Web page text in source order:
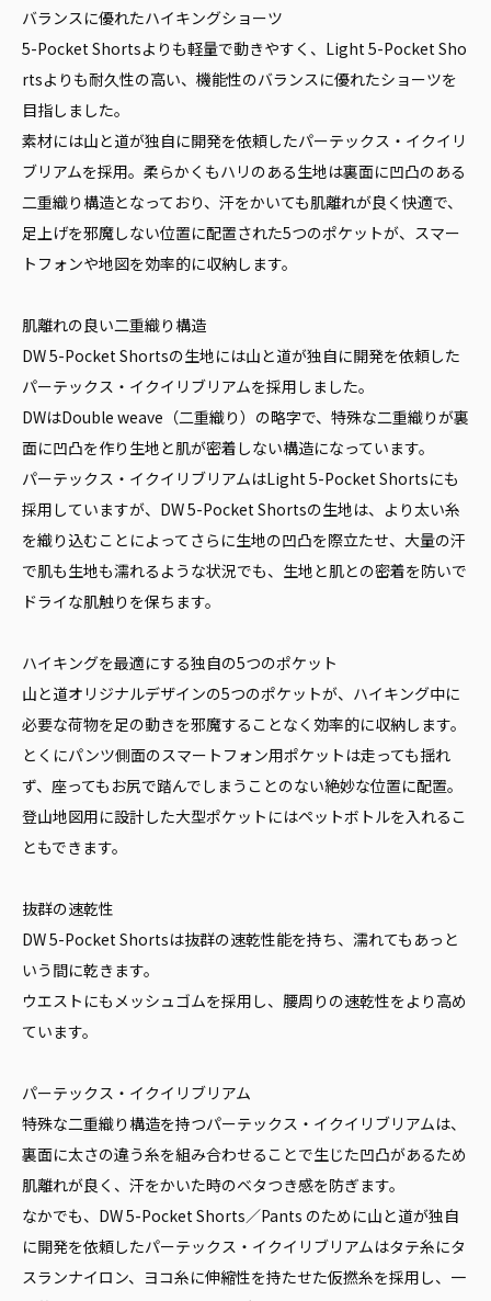
バランスに優れたハイキングショーツ
5-Pocket Shortsよりも軽量で動きやすく、Light 5-Pocket Sho
rtsよりも耐久性の高い、機能性のバランスに優れたショーツを
目指しました。
素材には山と道が独自に開発を依頼したパーテックス・イクイリ
ブリアムを採用。柔らかくもハリのある生地は裏面に凹凸のある
二重織り構造となっており、汗をかいても肌離れが良く快適で、
足上げを邪魔しない位置に配置された5つのポケットが、スマー
トフォンや地図を効率的に収納します。
肌離れの良い二重織り構造
DW 5-Pocket Shortsの生地には山と道が独自に開発を依頼した
パーテックス・イクイリブリアムを採用しました。
DWはDouble weave（二重織り）の略字で、特殊な二重織りが裏
面に凹凸を作り生地と肌が密着しない構造になっています。
パーテックス・イクイリブリアムはLight 5-Pocket Shortsにも
採用していますが、DW 5-Pocket Shortsの生地は、より太い糸
を織り込むことによってさらに生地の凹凸を際立たせ、大量の汗
で肌も生地も濡れるような状況でも、生地と肌との密着を防いで
ドライな肌触りを保ちます。
ハイキングを最適にする独自の5つのポケット
山と道オリジナルデザインの5つのポケットが、ハイキング中に
必要な荷物を足の動きを邪魔することなく効率的に収納します。
とくにパンツ側面のスマートフォン用ポケットは走っても揺れ
ず、座ってもお尻で踏んでしまうことのない絶妙な位置に配置。
登山地図用に設計した大型ポケットにはペットボトルを入れるこ
ともできます。
抜群の速乾性
DW 5-Pocket Shortsは抜群の速乾性能を持ち、濡れてもあっと
いう間に乾きます。
ウエストにもメッシュゴムを採用し、腰周りの速乾性をより高め
ています。
パーテックス・イクイリブリアム
特殊な二重織り構造を持つパーテックス・イクイリブリアムは、
裏面に太さの違う糸を組み合わせることで生じた凹凸があるため
肌離れが良く、汗をかいた時のベタつき感を防ぎます。
なかでも、DW 5-Pocket Shorts／Pants のために山と道が独自
に開発を依頼したパーテックス・イクイリブリアムはタテ糸にタ
スランナイロン、ヨコ糸に伸縮性を持たせた仮撚糸を採用し、一